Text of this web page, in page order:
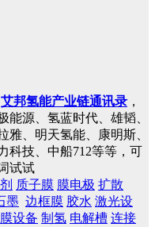
艾邦氢能产业链通讯录 ，
能源、氢蓝时代、雄韬、
雅、明天氢能、康明斯、
科技、中船712等等，可
试试
质子膜 膜电极 扩散
墨 边框膜 胶水 激光设
设备 制氢 电解槽 连接